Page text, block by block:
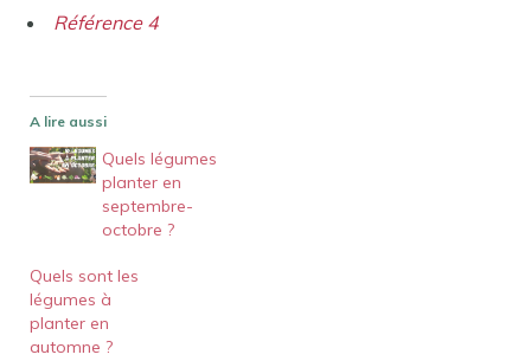
Référence 4
A lire aussi
Quels légumes
planter en
septembre-
octobre ?
Quels sont les
légumes à
planter en
automne ?